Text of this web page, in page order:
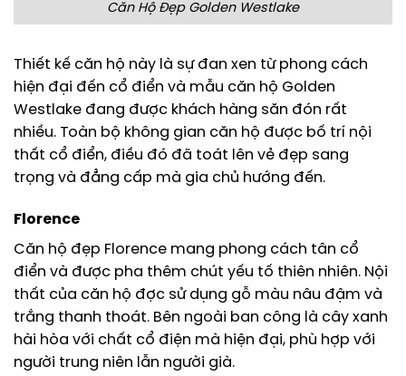
Căn Hộ Đẹp Golden Westlake
Thiết kế căn hộ này là sự đan xen từ phong cách
hiện đại đến cổ điển và mẫu căn hộ Golden
Westlake đang được khách hàng săn đón rất
nhiều. Toàn bộ không gian căn hộ được bố trí nội
thất cổ điển, điều đó đã toát lên vẻ đẹp sang
trọng và đẳng cấp mà gia chủ hướng đến.
Florence
Căn hộ đẹp Florence mang phong cách tân cổ
điển và được pha thêm chút yếu tố thiên nhiên. Nội
thất của căn hộ đợc sử dụng gỗ màu nâu đậm và
trắng thanh thoát. Bên ngoài ban công là cây xanh
hài hòa với chất cổ điện mà hiện đại, phù hợp với
người trung niên lẫn người già.